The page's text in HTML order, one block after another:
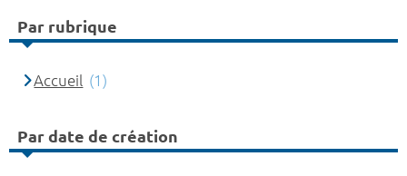
Par rubrique
Accueil (1)
Par date de création